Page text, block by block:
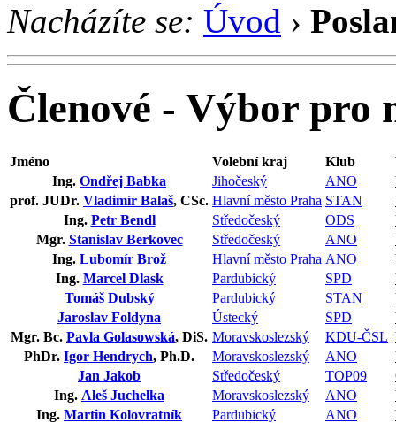
Nacházíte se: Úvod ›
Členové - Výbor pro
Jméno Volební kraj Klub
Ing. Ondřej Babka Jihočeský ANO
prof. JUDr. Vladimír Balaš, CSc. Hlavní město Praha STAN
Ing. Petr Bendl Středočeský ODS
Mgr. Stanislav Berkovec Středočeský ANO
Ing. Lubomír Brož Hlavní město Praha ANO
Ing. Marcel Dlask Pardubický SPD
Tomáš Dubský
Pardubický STAN
Jaroslav Foldyna
Ústecký SPD
Mgr. Bc. Pavla Golasowská, DiS. Moravskoslezský KDU-ČSL
PhDr. Igor Hendrych, Ph.D. Moravskoslezský ANO
Jan Jakob
Středočeský TOP09
Ing. Aleš Juchelka Moravskoslezský ANO
Ing. Martin Kolovratník Pardubický ANO